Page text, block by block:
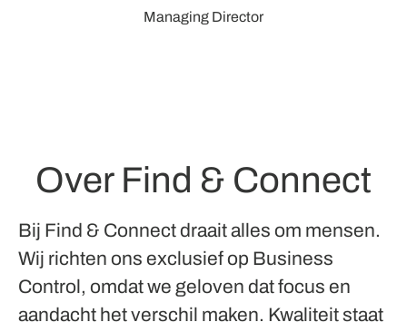
Managing Director
Over Find & Connect
Bij Find & Connect draait alles om mensen.
Wij richten ons exclusief op Business
Control, omdat we geloven dat focus en
aandacht het verschil maken. Kwaliteit staat